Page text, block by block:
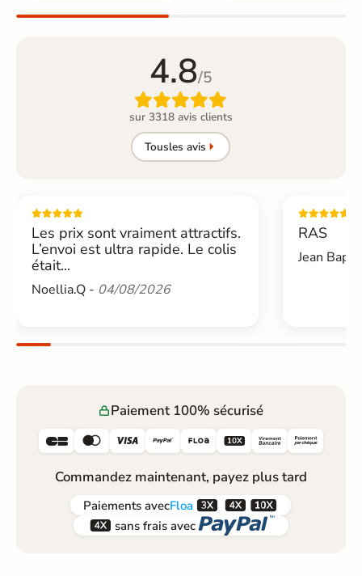
4.8/5

sur 3318 avis clients
Tousles avis
Les prix sont vraiment attractifs.
L’envoi est ultra rapide. Le colis
était...
Noellia.Q - 04/08/2026
RAS
Jean
Paiement 100% sécurisé
     
Commandez maintenant, payez plus tard
Paiements avecFloa  
 sans frais avec 